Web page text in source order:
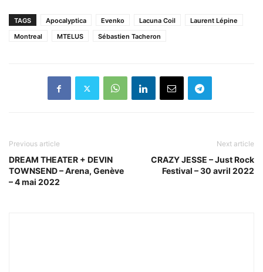
TAGS Apocalyptica Evenko Lacuna Coil
Laurent Lépine
Montreal
MTELUS Sébastien Tacheron
Previous article
DREAM THEATER + DEVIN
TOWNSEND – Arena, Genève
– 4 mai 2022
Next article
CRAZY JESSE – Just Rock
Festival – 30 avril 2022